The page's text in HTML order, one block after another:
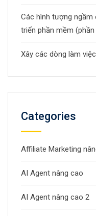
Các hình tượng ngầm
triển phần mềm (phần
Xây các dòng làm
Categories
Affiliate Marketing
AI Agent nâng cao
AI Agent nâng cao 2